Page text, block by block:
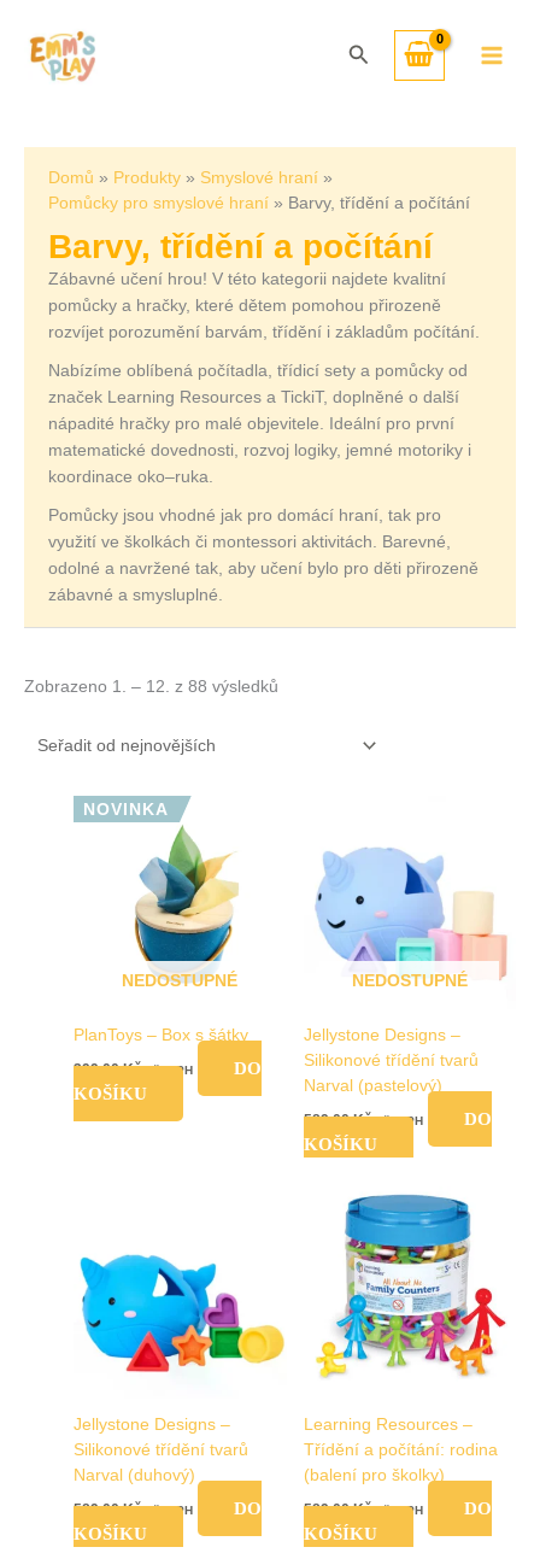
obsah
Hledat
Domů Produkty
Smyslové hraní
Pomůcky pro smyslové hraní
Barvy, třídění a počítání
Barvy, třídění a počítání
Zábavné učení hrou! V této kategorii najdete kvalitní
pomůcky a hračky, které dětem pomohou přirozeně
rozvíjet porozumění barvám, třídění i základům počítání.
Nabízíme oblíbená počítadla, třídicí sety a pomůcky od
značek Learning Resources a TickiT, doplněné o další
nápadité hračky pro malé objevitele. Ideální pro první
matematické dovednosti, rozvoj logiky, jemné motoriky i
koordinace oko–ruka.
Pomůcky jsou vhodné jak pro domácí hraní, tak pro
využití ve školkách či montessori aktivitách. Barevné,
odolné a navržené tak, aby učení bylo pro děti přirozeně
zábavné a smysluplné.
Zobrazeno 1. – 12. z 88 výsledků
nejnovějších
NOVINKA
NEDOSTUPNÉ
PlanToys – Box s šátky
399,00Kč vč. DPH
DO
KOŠÍKU
NEDOSTUPNÉ
Jellystone Designs –
Silikonové třídění tvarů
Narval (pastelový)
589,00Kč vč. DPH
DO
KOŠÍKU
Jellystone Designs –
Silikonové třídění tvarů
Narval (duhový)
589,00Kč vč. DPH
DO
KOŠÍKU
Learning Resources –
Třídění a počítání: rodina
(balení pro školky)
589,00Kč vč. DPH
DO
KOŠÍKU